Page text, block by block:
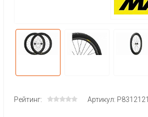
Рейтинг: Артикул: P8312121